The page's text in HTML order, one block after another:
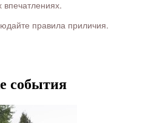
впечатлениях.
правила приличия.
события